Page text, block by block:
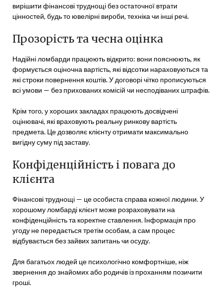
вирішити фінансові труднощі без остаточної втрати
цінностей, будь то ювелірні вироби, техніка чи інші речі.
Прозорість та чесна оцінка
Надійні ломбарди працюють відкрито: вони пояснюють, як
формується оціночна вартість, які відсотки нараховуються та
які строки повернення коштів. У договорі чітко прописуються
всі умови — без прихованих комісій чи несподіваних штрафів.
Крім того, у хороших закладах працюють досвідчені
оцінювачі, які враховують реальну ринкову вартість
предмета. Це дозволяє клієнту отримати максимально
вигідну суму під заставу.
Конфіденційність і повага до
клієнта
Фінансові труднощі — це особиста справа кожної людини. У
хорошому ломбарді клієнт може розраховувати на
конфіденційність та коректне ставлення. Інформація про
угоду не передається третім особам, а сам процес
відбувається без зайвих запитань чи осуду.
Для багатьох людей це психологічно комфортніше, ніж
звернення до знайомих або родичів із проханням позичити
гроші.